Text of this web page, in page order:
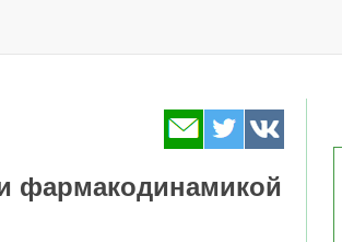
фармакодинамикой